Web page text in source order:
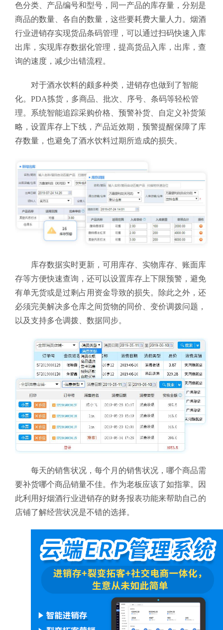
色分类、产品编号和型号，同一产品的库存量，分别是
商品的数量、各自的数量，这些要耗费大量人力。 烟酒
行业进销存实现货品条码管理，可以通过扫码快速入库
出库，实现库存数据化管理，提高货品入库，出库，查
询的速度，减少出错流程。
对于酒水饮料的颇多种类，进销存也做到了智能
化。PDA拣货，多商品、批次、序号、条码等轻松管
理。系统智能追踪采购价格、预警补货、自定义补货策
略，设置库存上下线，产品近效期，预警提醒保障了库
存数量，也避免了酒水饮料过期所造成的损失。
库存数据实时更新，可用库存、实物库存、账面库
存等方便快速查询，还可以设置库存上下限预警，避免
有单无货或是过剩占用资金导致的损失。除此之外，还
必须完美解决多仓库之间货物的同价、变价调拨问题，
以及支持多仓调拨、数据同步。
每天的销售状况，每个月的销售状况，哪个商品需
要补货哪个商品销量不佳。作为老板应该了如指掌。因
此利用好烟酒行业进销存的财务报表功能来帮助自己的
店铺了解经营状况是不错的选择。